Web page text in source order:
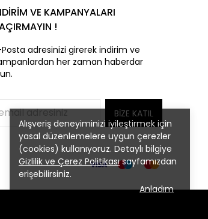
Alışveriş deneyiminizi iyileştirmek için
yasal düzenlemelere uygun çerezler
(cookies) kullanıyoruz. Detaylı bilgiye
Gizlilik ve Çerez Politikasısayfamızdan
erişebilirsiniz.
Anladım
VE KAMPANYALARI
!
adresinizi girerek indirim ve
her zaman haberdar
BİZE KATIL